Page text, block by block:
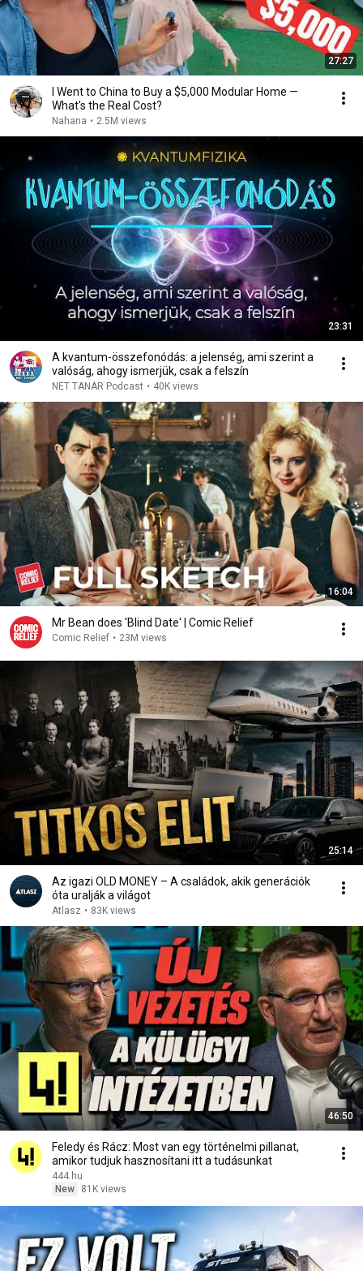
27:27
I Went to China to Buy a $5,000 Modular Home —
What's the Real Cost?
Nahana • 2.5M views
23:31
A kvantum-összefonódás: a jelenség, ami szerint a
valóság, ahogy ismerjük, csak a felszín
NET TANÁR Podcast • 40K views
16:04
Mr Bean does 'Blind Date' | Comic Relief
Comic Relief • 23M views
25:14
Az igazi OLD MONEY – A családok, akik generációk
óta uralják a világot
Atlasz • 83K views
46:50
Feledy és Rácz: Most van egy történelmi pillanat,
amikor tudjuk hasznosítani itt a tudásunkat
444.hu
New
81K views